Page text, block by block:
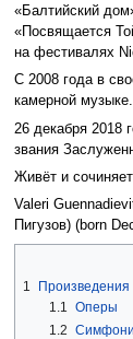
«Балтийский
«Посвящается
на фестивалях
С 2008 года в
камерной музыке.
26 декабря 2018
звания
Живёт и
Valeri
Пигузов) (born
1
Произведения
1.1 Оперы
1.2